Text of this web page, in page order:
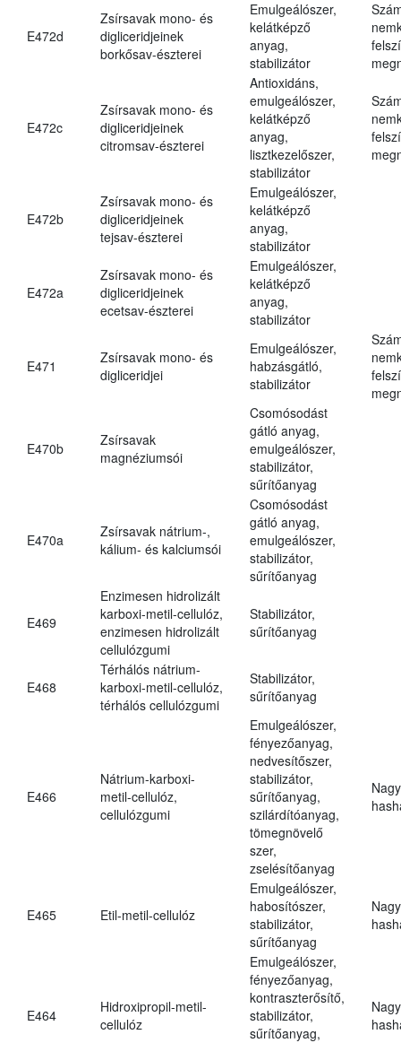
E472d
Zsírsavak mono- és
digliceridjeinek
borkősav-észterei
Emulgeálószer,
kelátképző
anyag,
stabilizátor
E472c
Zsírsavak mono- és
digliceridjeinek
citromsav-észterei
Antioxidáns,
emulgeálószer,
kelátképző
anyag,
lisztkezelőszer,
stabilizátor
E472b
Zsírsavak mono- és
digliceridjeinek
tejsav-észterei
Emulgeálószer,
kelátképző
anyag,
stabilizátor
E472a
Zsírsavak mono- és
digliceridjeinek
ecetsav-észterei
Emulgeálószer,
kelátképző
anyag,
stabilizátor
E471
Zsírsavak mono- és
digliceridjei
Emulgeálószer,
habzásgátló,
stabilizátor
E470b
Zsírsavak
magnéziumsói
Csomósodást
gátló anyag,
emulgeálószer,
stabilizátor,
sűrítőanyag
E470a
Zsírsavak nátrium-,
kálium- és kalciumsói
Csomósodást
gátló anyag,
emulgeálószer,
stabilizátor,
sűrítőanyag
E469
Enzimesen hidrolizált
karboxi-metil-cellulóz,
enzimesen hidrolizált
cellulózgumi
Stabilizátor,
sűrítőanyag
E468
Térhálós nátrium-
karboxi-metil-cellulóz,
térhálós cellulózgumi
Stabilizátor,
sűrítőanyag
E466
Nátrium-karboxi-
metil-cellulóz,
cellulózgumi
Emulgeálószer,
fényezőanyag,
nedvesítőszer,
stabilizátor,
sűrítőanyag,
szilárdítóanyag,
tömegnövelő
szer,
zselésítőanyag
E465 Etil-metil-cellulóz
Emulgeálószer,
habosítószer,
stabilizátor,
sűrítőanyag
E464
Hidroxipropil-metil-
cellulóz
Emulgeálószer,
fényezőanyag,
kontraszterősítő,
stabilizátor,
sűrítőanyag,